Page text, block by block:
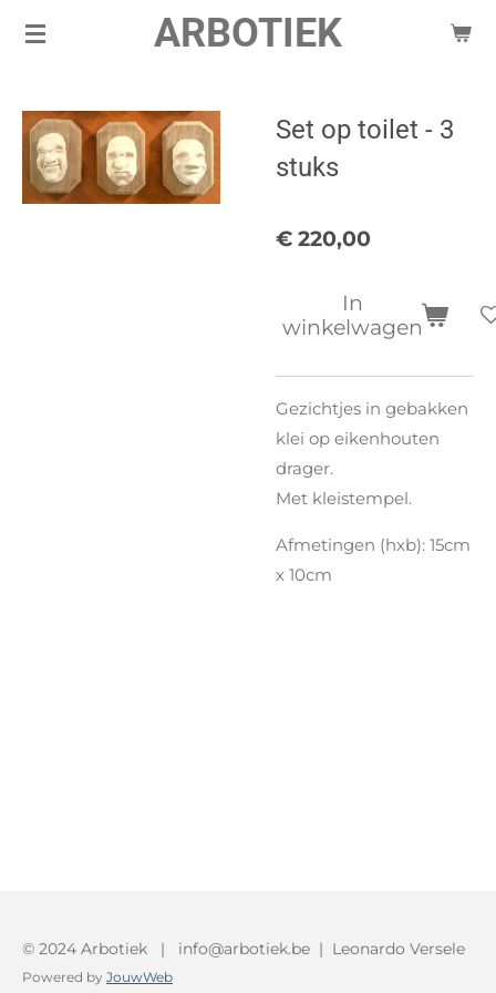
Ga
de
hoofdinhoud
ARBOTIEK
Set op toilet - 3
stuks
€ 220,00
In
winkelwagen
Gezichtjes in gebakken
klei op eikenhouten
drager.
Met kleistempel.
Afmetingen (hxb): 15cm
x 10cm
© 2024 Arbotiek | info@arbotiek.be | Leonardo Versele
Powered by JouwWeb